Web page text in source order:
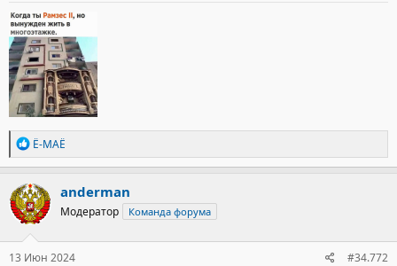
Р
е
а
к
ц
и
и
:
Ё-МАЁ
anderman
Модератор Команда форума
13 Июн 2024 #34.772